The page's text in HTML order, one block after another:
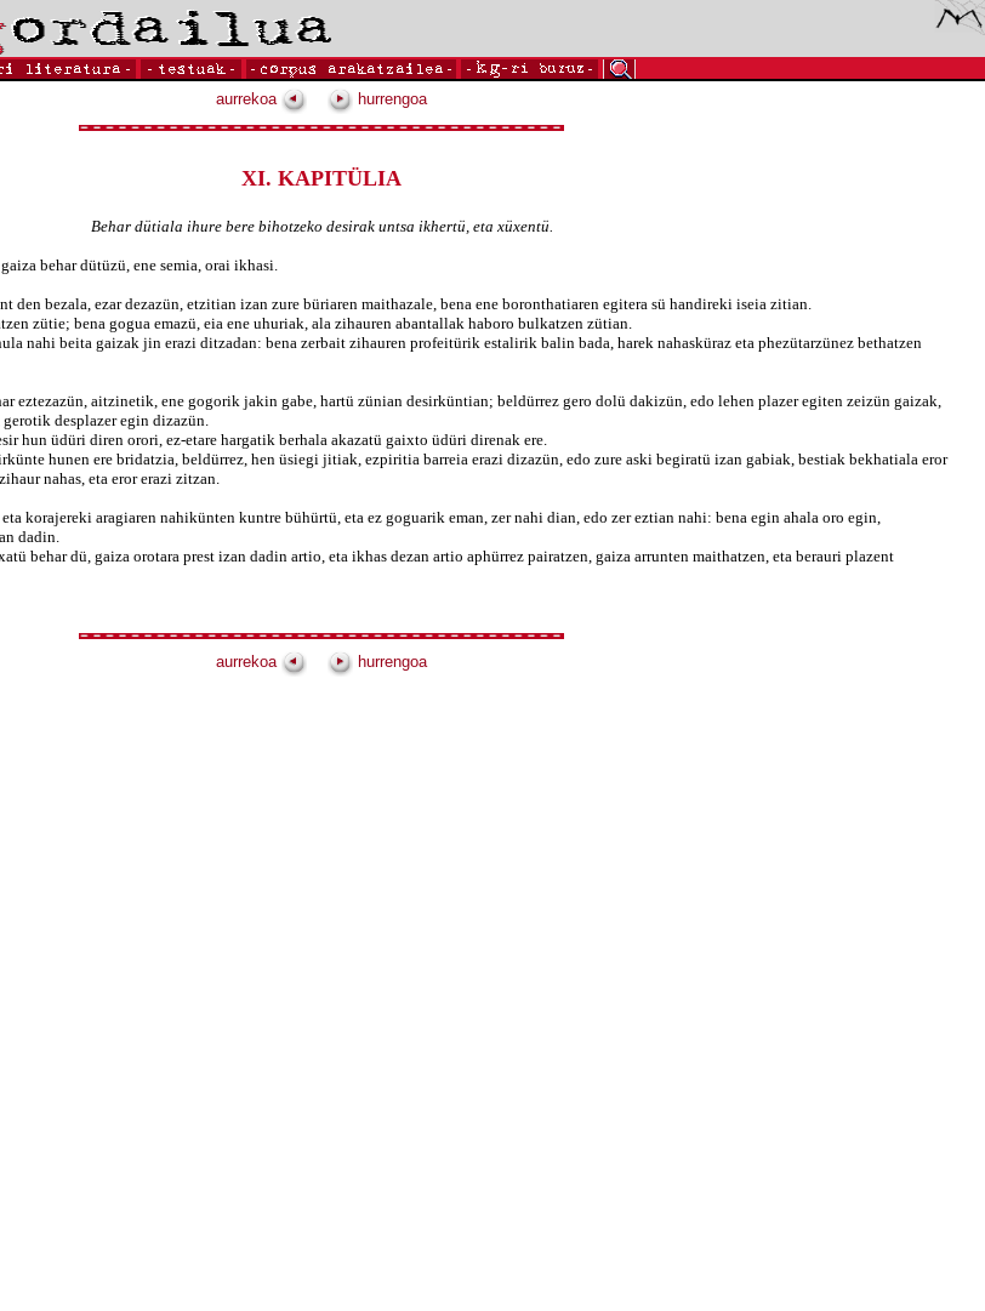
aurrekoa hurrengoa
XI. KAPITÜLIA
Behar dütiala ihure bere bihotzeko desirak untsa ikhertü, eta xüxentü.
behar dütüzü, ene semia, orai ikhasi.
bezala, ezar dezazün, etzitian izan zure büriaren maithazale, bena ene boronthatiaren egitera sü handireki iseia zitian.
zütie; bena gogua emazü, eia ene uhuriak, ala zihauren abantallak haboro bulkatzen zütian.
nahi beita gaizak jin erazi ditzadan: bena zerbait zihauren profeitürik estalirik balin bada, harek nahasküraz eta phezütarzünez bethatzen
eztezazün, aitzinetik, ene gogorik jakin gabe, hartü zünian desirküntian; beldürrez gero dolü dakizün, edo lehen plazer egiten zeizün gaizak,
desplazer egin dizazün.
üdüri diren orori, ez-etare hargatik berhala akazatü gaixto üdüri direnak ere.
hunen ere bridatzia, beldürrez, hen üsiegi jitiak, ezpiritia barreia erazi dizazün, edo zure aski begiratü izan gabiak, bestiak bekhatiala eror
nahas, eta eror erazi zitzan.
korajereki aragiaren nahikünten kuntre bühürtü, eta ez goguarik eman, zer nahi dian, edo zer eztian nahi: bena egin ahala oro egin,
dadin.
behar dü, gaiza orotara prest izan dadin artio, eta ikhas dezan artio aphürrez pairatzen, gaiza arrunten maithatzen, eta berauri plazent
aurrekoa hurrengoa